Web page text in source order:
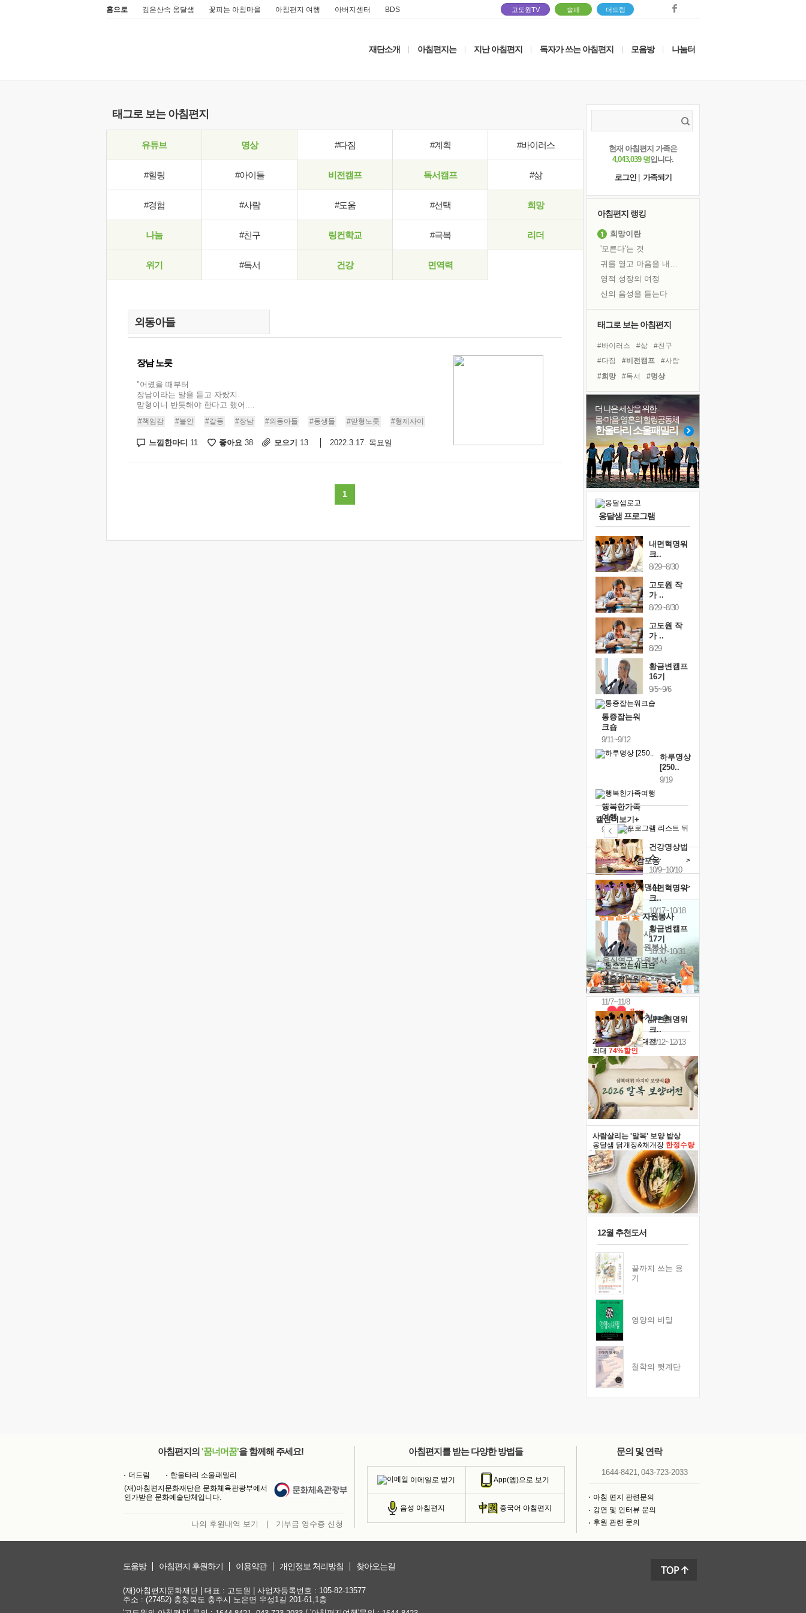
홈으로 깊은산속 옹달샘 꽃피는 아침마을 아침편지 여행 아버지센터 BDS 고도원TV 솔패 더드림
재단소개 아침편지는 지난 아침편지 독자가 쓰는 아침편지 모음방 나눔터
태그로 보는 아침편지
유튜브 명상 #다짐 #계획 #바이러스
#힐링 #아이들 비전캠프 독서캠프 #삶
#경험 #사람 #도움 #선택 희망
나눔 #친구 링컨학교 #극복 리더
위기 #독서 건강 면역력
장남 노릇
"어렸을 때부터
장남이라는 말을 듣고 자랐지.
맏형이니 반듯해야 한다고 했어....
#책임감 #불안 #갈등 #장남 #외동아들 #동생들 #맏형노릇 #형제사이
느낌한마디 11 좋아요 38 모으기 13 2022.3.17. 목요일
1
현재 아침편지 가족은
4,043,039 명입니다.
로그인
가족되기
아침편지 랭킹
희망이란
'모른다'는 것
귀를 열고 마음을 내어주고
영적 성장의 여정
신의 음성을 듣는다
극과 극의 양 끝단
'말 타는 법'을 먼저
졸업식 사진을 보며
극심한 변비, 어깨결림, 수면 장애
아픈 아버지를 위한 공간 설계
슬럼프
보고 싶은 어머니
유년 시절의 부산 영도 바다
못된 꼰대들
너무 황홀한 꽃들이여!
태그로 보는 아침편지
#바이러스 #삶
#친구
#다짐
#비전캠프
#사람
#희망
#독서
#명상
#아이들
#계획
#리더
#유튜브
#건강
#독서캠프
#힐링
#위기
#면역력
#극복
#선택
#경험
#도움
더 나은 세상을 위한
몸·마음·영혼의 힐링공동체
한울타리 소울패밀리
옹달샘 프로그램
내면혁명워
크..
8/29~8/30
고도원 작
가 ..
8/29~8/30
고도원 작
가 ..
8/29
황금변캠프
16기
9/5~9/6
통증잡는워
크숍
9/11~9/12
하루명상
[250..
9/19
행복한가족
여행
9/24~9/26
건강명상법
스..
10/9~10/10
내면혁명워
크..
10/17~10/18
황금변캠프
17기
10/30~10/31
통증잡는워
크숍
11/7~11/8
내면혁명워
크..
12/12~12/13
캘린더보기+
예술치유걷기명상 >
힐링허그사감포옹 >
'옹달샘의 꽃'자원봉사
· 청년 자원봉사
· 금빛청년 자원봉사
· 음식연구 자원봉사
2026 말복 보양대전
최대 74%할인
사람살리는 '말복' 보양 밥상
옹달샘 닭개장&채개장 한정수량
12월 추천도서
끝까지 쓰는 용
기
영양의 비밀
철학의 뒷계단
아침편지의 '꿈너머꿈'을 함께해 주세요!
더드림
한울타리 소울패밀리
(재)아침편지문화재단은 문화체육관광부에서
인가받은 문화예술단체입니다.
나의 후원내역 보기 기부금 영수증 신청
아침편지를 받는 다양한 방법들
이메일로 받기 App(앱)으로 보기
음성 아침편지 중국어 아침편지
문의 및 연락
1644-8421, 043-723-2033
아침 편지 관련문의
강연 및 인터뷰 문의
후원 관련 문의
도움방 아침편지 후원하기 이용약관 개인정보 처리방침 찾아오는길
(재)아침편지문화재단 | 대표 : 고도원 | 사업자등록번호 : 105-82-13577
주소 : (27452) 충청북도 충주시 노은면 우성1길 201-61,1층